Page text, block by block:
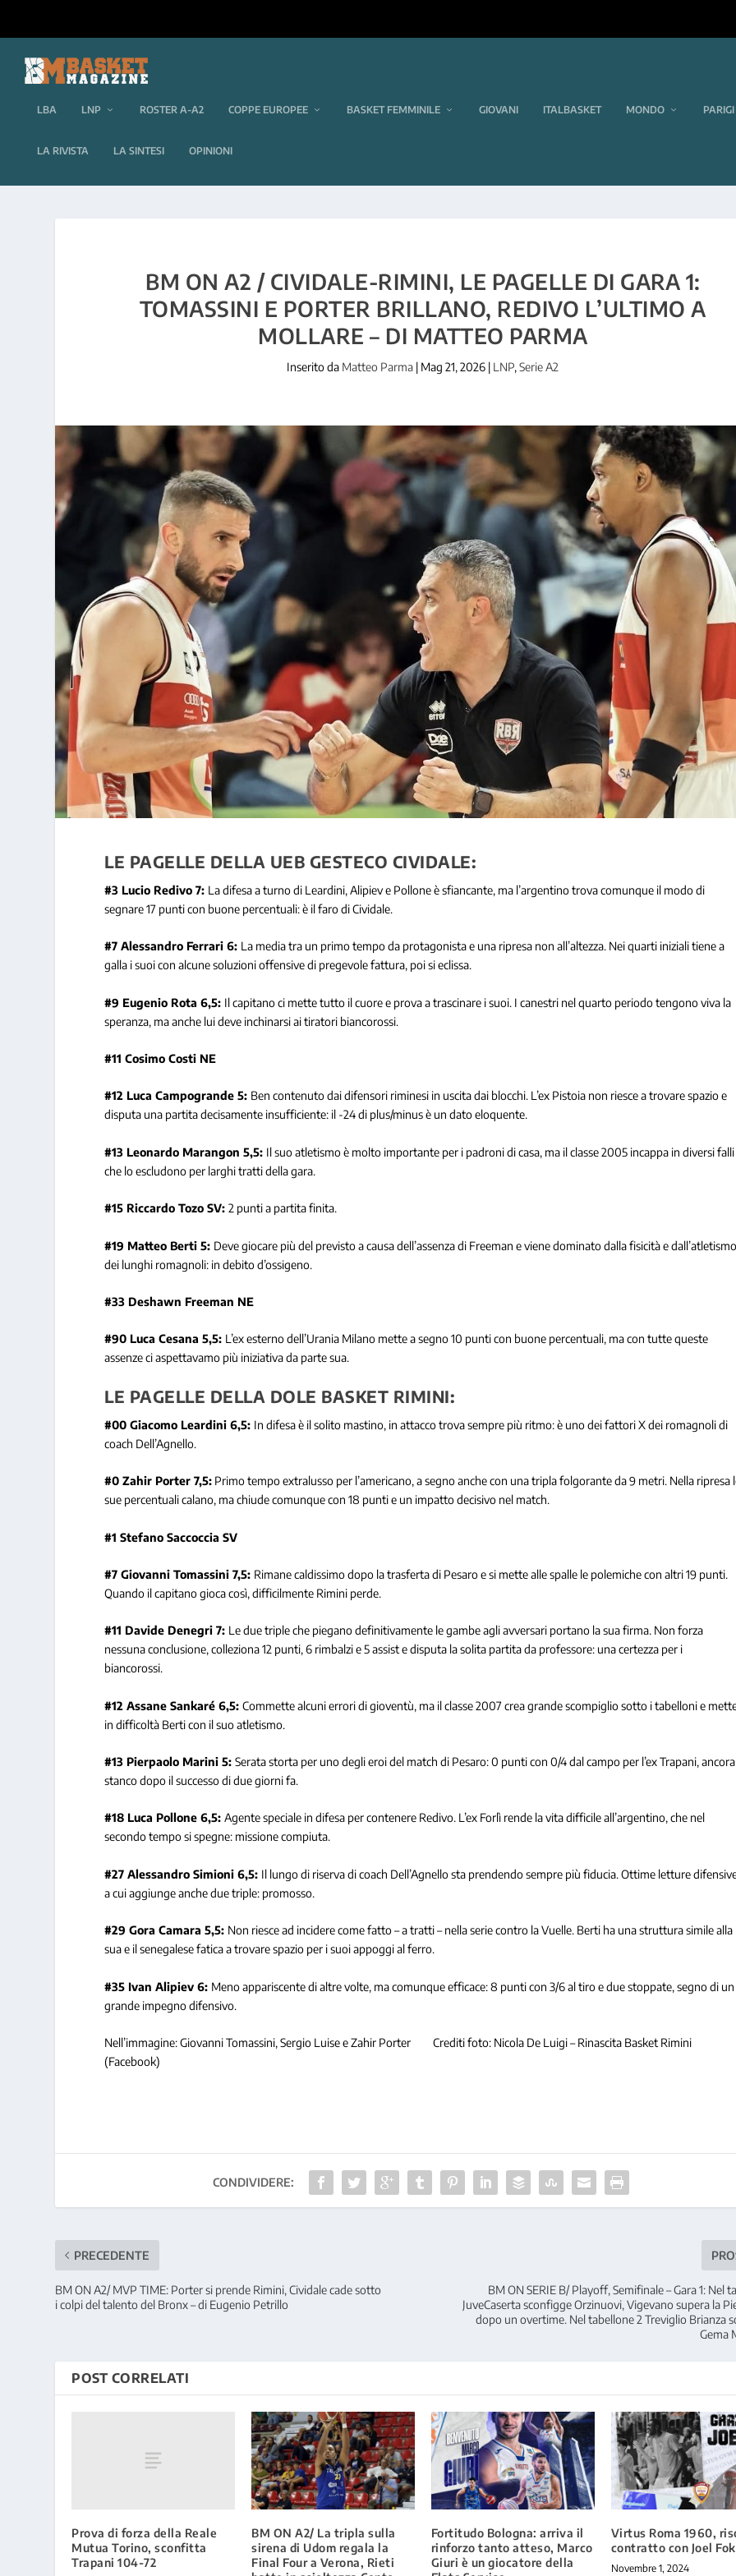
LBA LNP ROSTER A-A2 COPPE EUROPEE BASKET FEMMINILE GIOVANI ITALBASKET MONDO
LA RIVISTA LA SINTESI OPINIONI
BM ON A2 / CIVIDALE-RIMINI, LE PAGELLE DI GARA 1:
TOMASSINI E PORTER BRILLANO, REDIVO L’ULTIMO A
MOLLARE – DI MATTEO PARMA
Inserito da Matteo Parma | Mag 21, 2026 | LNP,Serie A2
LE PAGELLE DELLA UEB GESTECO CIVIDALE:
#3 Lucio Redivo 7: La difesa a turno di Leardini, Alipiev e Pollone è sfiancante, ma l’argentino trova comunque il modo di
segnare 17 punti con buone percentuali: è il faro di Cividale.
#7 Alessandro Ferrari 6: La media tra un primo tempo da protagonista e una ripresa non all’altezza. Nei quarti iniziali tiene a
galla i suoi con alcune soluzioni offensive di pregevole fattura, poi si eclissa.
#9 Eugenio Rota 6,5: Il capitano ci mette tutto il cuore e prova a trascinare i suoi. I canestri nel quarto periodo tengono viva la
speranza, ma anche lui deve inchinarsi ai tiratori biancorossi.
#11 Cosimo Costi NE
#12 Luca Campogrande 5: Ben contenuto dai difensori riminesi in uscita dai blocchi. L’ex Pistoia non riesce a trovare spazio e
disputa una partita decisamente insufficiente: il -24 di plus/minus è un dato eloquente.
#13 Leonardo Marangon 5,5: Il suo atletismo è molto importante per i padroni di casa, ma il classe 2005 incappa in diversi falli
che lo escludono per larghi tratti della gara.
#15 Riccardo Tozo SV:2 punti a partita finita.
#19 Matteo Berti 5: Deve giocare più del previsto a causa dell’assenza di Freeman e viene dominato dalla fisicità e
dei lunghi romagnoli: in debito d’ossigeno.
#33 Deshawn Freeman NE
#90 Luca Cesana 5,5: L’ex esterno dell’Urania Milano mette a segno 10 punti con buone percentuali, ma con tutte queste
assenze ci aspettavamo più iniziativa da parte sua.
LE PAGELLE DELLA DOLE BASKET RIMINI:
#00 Giacomo Leardini 6,5: In difesa è il solito mastino, in attacco trova sempre più ritmo: è uno dei fattori X dei romagnoli di
coach Dell’Agnello.
#0 Zahir Porter 7,5: Primo tempo extralusso per l’americano, a segno anche con una tripla folgorante da 9 metri. Nella ripresa
sue percentuali calano, ma chiude comunque con 18 punti e un impatto decisivo nel match.
#1 Stefano Saccoccia SV
#7 Giovanni Tomassini 7,5: Rimane caldissimo dopo la trasferta di Pesaro e si mette alle spalle le polemiche con altri 19 punti.
Quando il capitano gioca così, difficilmente Rimini perde.
#11 Davide Denegri 7: Le due triple che piegano definitivamente le gambe agli avversari portano la sua firma. Non forza
nessuna conclusione, colleziona 12 punti, 6 rimbalzi e 5 assist e disputa la solita partita da professore: una certezza per i
biancorossi.
#12 Assane Sankaré 6,5:Commette alcuni errori di gioventù, ma il classe 2007 crea grande scompiglio sotto i tabelloni e
in difficoltà Berti con il suo atletismo.
#13 Pierpaolo Marini 5:Serata storta per uno degli eroi del match di Pesaro: 0 punti con 0/4 dal campo per l’ex Trapani, ancora
stanco dopo il successo di due giorni fa.
#18 Luca Pollone 6,5:Agente speciale in difesa per contenere Redivo. L’ex Forlì rende la vita difficile all’argentino, che nel
secondo tempo si spegne: missione compiuta.
#27 Alessandro Simioni 6,5: Il lungo di riserva di coach Dell’Agnello sta prendendo sempre più fiducia. Ottime letture
a cui aggiunge anche due triple: promosso.
#29 Gora Camara 5,5: Non riesce ad incidere come fatto – a tratti – nella serie contro la Vuelle. Berti ha una struttura simile alla
sua e il senegalese fatica a trovare spazio per i suoi appoggi al ferro.
#35 Ivan Alipiev 6: Meno appariscente di altre volte, ma comunque efficace: 8 punti con 3/6 al tiro e due stoppate, segno di un
grande impegno difensivo.
Nell’immagine: Giovanni Tomassini, Sergio Luise e Zahir Porter Crediti foto: Nicola De Luigi – Rinascita Basket Rimini
(Facebook)
CONDIVIDERE:
PRECEDENTE
BM ON A2/ MVP TIME: Porter si prende Rimini, Cividale cade sotto
i colpi del talento del Bronx – di Eugenio Petrillo
BM ON SERIE B/ Playoff, Semifinale – Gara 1: Nel
JuveCaserta sconfigge Orzinuovi, Vigevano supera la
dopo un overtime. Nel tabellone 2 Treviglio Brianza
Gema
POST CORRELATI
Prova di forza della Reale
Mutua Torino, sconfitta
Trapani 104-72
BM ON A2/ La tripla sulla
sirena di Udom regala la
Final Four a Verona, Rieti
Fortitudo Bologna: arriva il
rinforzo tanto atteso, Marco
Giuri è un giocatore della
Virtus Roma 1960,
contratto con Joel
Novembre 1, 2024